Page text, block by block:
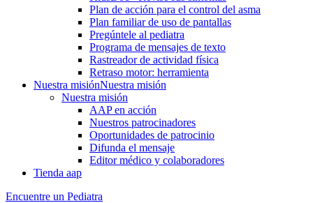
Plan de acción para el control del asma
Plan familiar de uso de pantallas
Pregúntele al pediatra
Programa de mensajes de texto
Rastre​​ador de activida​d física
Retraso motor: herramienta
Nuestra misiónNuestra misión
Nuestra misión
AAP en acción
Nuestros patrocinadores
Oportunidades de patrocinio
Difunda el mensaje
Editor médico y colaboradores
Tienda aap
Encuentre un Pediatra